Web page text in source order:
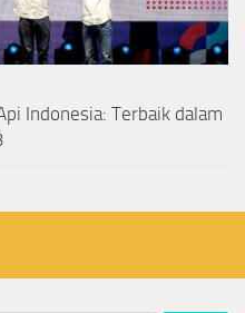
Indonesia: Terbaik dalam